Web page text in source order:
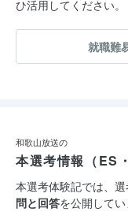
ひ活用してください。
就職難
和歌山放送の
本選考情報（ES
本選考体験記では、
問と回答を公開してい